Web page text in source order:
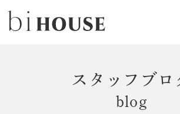
スタッフブロ
blog